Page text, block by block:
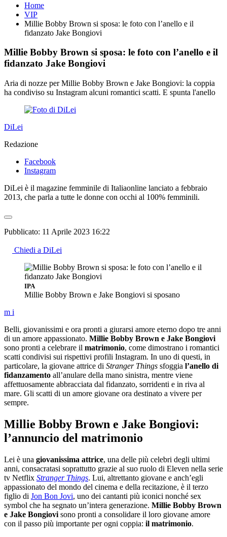
Home
VIP
Millie Bobby Brown si sposa: le foto con l’anello e il
fidanzato Jake Bongiovi
Millie Bobby Brown si sposa: le foto con l’anello e il
fidanzato Jake Bongiovi
Aria di nozze per Millie Bobby Brown e Jake Bongiovi: la coppia
ha condiviso su Instagram alcuni romantici scatti. E spunta l'anello
DiLei
Redazione
Facebook
Instagram
DiLei è il magazine femminile di Italiaonline lanciato a febbraio
2013, che parla a tutte le donne con occhi al 100% femminili.
Pubblicato: 11 Aprile 2023 16:22
Chiedi a DiLei
IPA
Millie Bobby Brown e Jake Bongiovi si sposano
m i
Belli, giovanissimi e ora pronti a giurarsi amore eterno dopo tre anni
di un amore appassionato. Millie Bobby Brown e Jake Bongiovi
sono pronti a celebrare il matrimonio, come dimostrano i romantici
scatti condivisi sui rispettivi profili Instagram. In uno di questi, in
particolare, la giovane attrice di Stranger Things sfoggia l’anello di
fidanzamento all’anulare della mano sinistra, mentre viene
affettuosamente abbracciata dal fidanzato, sorridenti e in riva al
mare. Gli scatti di un amore giovane ora destinato a vivere per
sempre.
Millie Bobby Brown e Jake Bongiovi:
l’annuncio del matrimonio
Lei è una giovanissima attrice, una delle più celebri degli ultimi
anni, consacratasi soprattutto grazie al suo ruolo di Eleven nella serie
tv Netflix Stranger Things. Lui, altrettanto giovane e anch’egli
appassionato del mondo del cinema e della recitazione, è il terzo
figlio di Jon Bon Jovi, uno dei cantanti più iconici nonché sex
symbol che ha segnato un’intera generazione. Millie Bobby Brown
e Jake Bongiovi sono pronti a consolidare il loro giovane amore
con il passo più importante per ogni coppia: il matrimonio.